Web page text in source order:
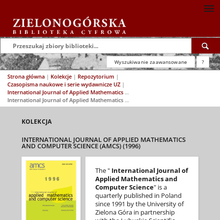
Wyszukiwanie zaawansowane ?
Strona główna | Kolekcje | Repozytorium |
Czasopisma naukowe i serie wydawnicze UZ |
International Journal of Applied Mathematics and Computer Science (AMCS)
International Journal of Applied Mathematics and Computer Science (AMCS) (1996)
KOLEKCJA
INTERNATIONAL JOURNAL OF APPLIED MATHEMATICS
AND COMPUTER SCIENCE (AMCS) (1996)
The " International Journal of
Applied Mathematics and
Computer Science" is a
quarterly published in Poland
since 1991 by the University of
Zielona Góra in partnership